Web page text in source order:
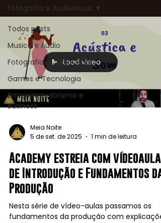
Todos posts
Musica e Audio
Fotografia e Audiovisual
Games e Tecnologia
Empreendedorismo e
Business
Fotografia e Audiovisual
Load video
Meia Noite
5 de set. de 2025
1 min de leitura
Academy estreia com vídeoaulas
de Introdução e Fundamentos da
Produção
Nesta série de vídeo-aulas passamos os
fundamentos da produção com